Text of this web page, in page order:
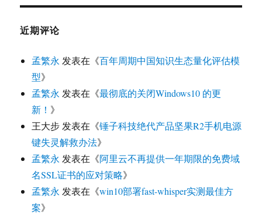
近期评论
孟繁永 发表在《百年周期中国知识生态量化评估模
型》
孟繁永 发表在《最彻底的关闭Windows10 的更
新！ 》
王大步 发表在《锤子科技绝代产品坚果R2手机电源
键失灵解救办法》
孟繁永 发表在《阿里云不再提供一年期限的免费域
名SSL证书的应对策略》
孟繁永 发表在《win10部署fast-whisper实测最佳方
案》